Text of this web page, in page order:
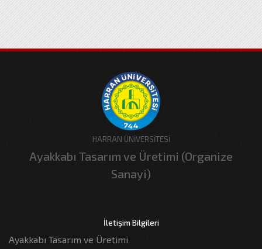
HARRAN ÜNİVERSİTESİ
Ayakkabı Tasarım ve Üretimi (Organize
Sanayi)
İletişim Bilgileri
Ayakkabı Tasarım ve Üretimi